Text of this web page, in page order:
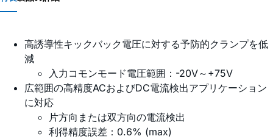
高誘導性キックバック電圧に対する予防的クランプを低
減
入力コモンモード電圧範囲：-20V～+75V
広範囲の高精度ACおよびDC電流検出アプリケーション
に対応
片方向または双方向の電流検出
利得精度誤差：0.6% (max)